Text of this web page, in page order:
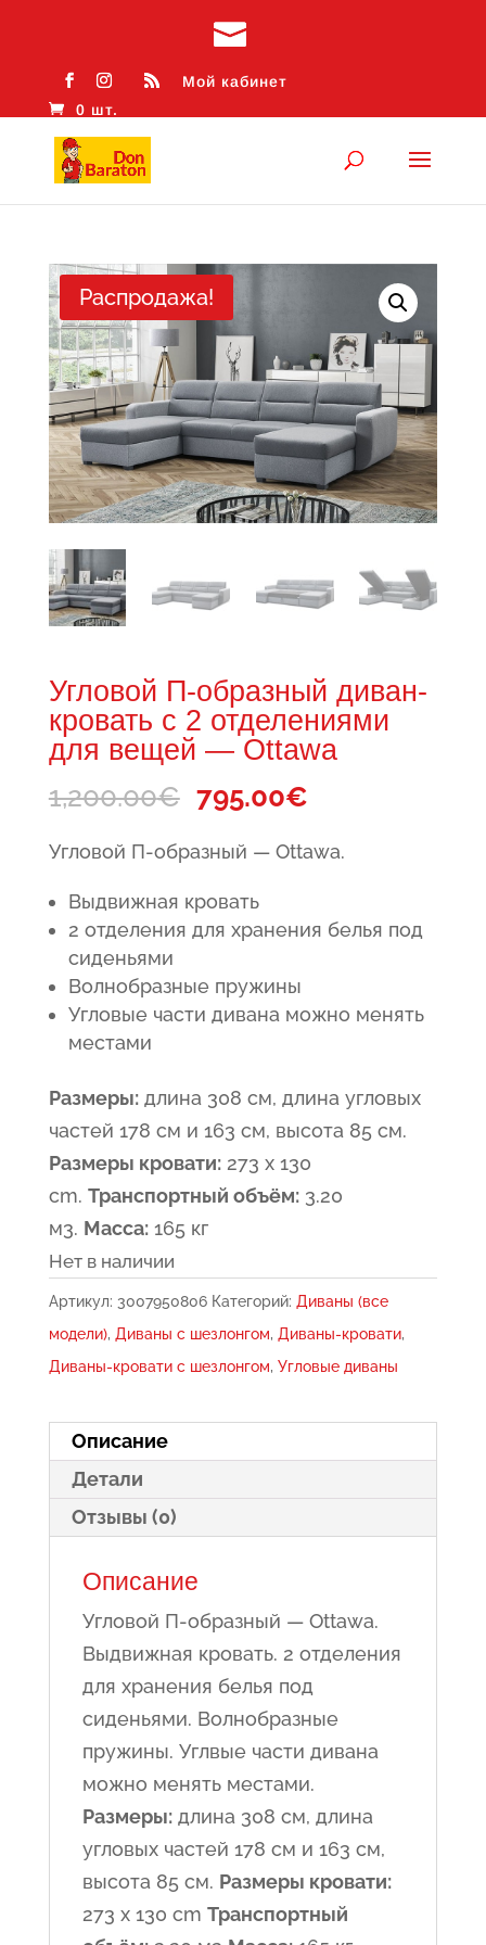
Мой кабинет
0 шт.
Распродажа!
Угловой П-образный диван-
кровать с 2 отделениями
для вещей — Ottawa
1,200.00€ Первоначальная
составляла
1,200.00€.
795.00€Текущая
795.00€.
Угловой П-образный — Ottawa.
Выдвижная кровать
2 отделения для хранения белья под
сиденьями
Волнобразные пружины
Угловые части дивана можно менять
местами
Размеры:длина 308 см, длина угловых
частей 178 см и 163 см, высота 85 см.
Размеры кровати:273 x 130
cm. Транспортный объём:3.20
м3. Масса:165 кг
Нет в наличии
Артикул: 3007950806 Категорий: Диваны (все
модели), Диваны с шезлонгом, Диваны-кровати,
Диваны-кровати с шезлонгом, Угловые диваны
Описание
Детали
Отзывы (0)
Описание
Угловой П-образный — Ottawa.
Выдвижная кровать. 2 отделения
для хранения белья под
сиденьями. Волнобразные
пружины. Углвые части дивана
можно менять местами.
Размеры:длина 308 см, длина
угловых частей 178 см и 163 см,
высота 85 см. Размеры кровати:
273 x 130 cm Транспортный